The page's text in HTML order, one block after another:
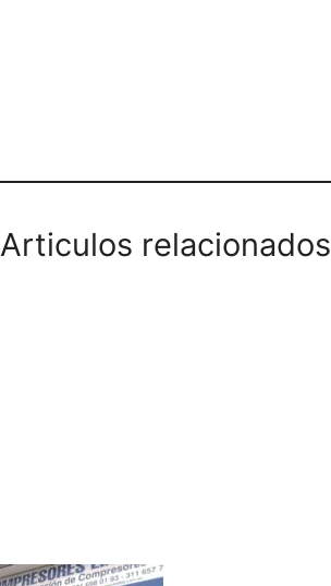
Articulos relacionados